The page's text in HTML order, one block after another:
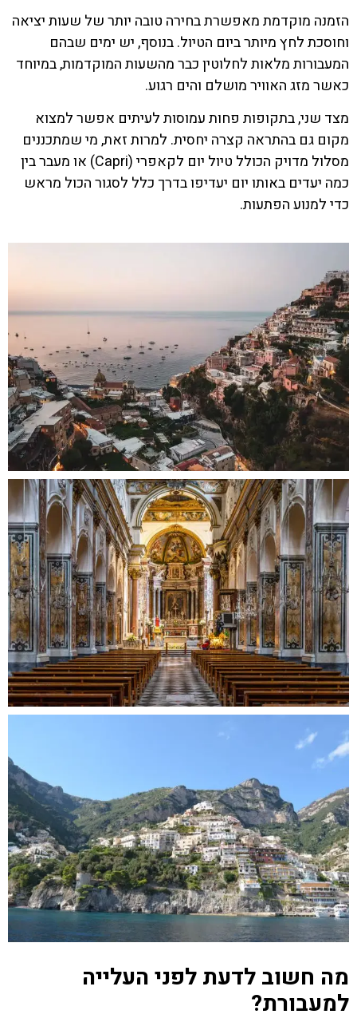
הזמנה מוקדמת מאפשרת בחירה טובה יותר של שעות יציאה
וחוסכת לחץ מיותר ביום הטיול. בנוסף, יש ימים שבהם
המעבורות מלאות לחלוטין כבר מהשעות המוקדמות, במיוחד
כאשר מזג האוויר מושלם והים רגוע.
מצד שני, בתקופות פחות עמוסות לעיתים אפשר למצוא
מקום גם בהתראה קצרה יחסית. למרות זאת, מי שמתכננים
מסלול מדויק הכולל טיול יום לקאפרי (Capri) או מעבר בין
כמה יעדים באותו יום יעדיפו בדרך כלל לסגור הכול מראש
כדי למנוע הפתעות.
מה חשוב לדעת לפני העלייה
למעבורת?